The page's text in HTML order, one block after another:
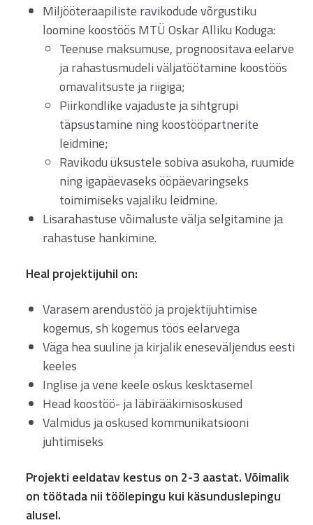
Miljööteraapiliste ravikodude võrgustiku
loomine koostöös MTÜ Oskar Alliku Koduga:
Teenuse maksumuse, prognoositava eelarve
ja rahastusmudeli väljatöötamine koostöös
omavalitsuste ja riigiga;
Piirkondlike vajaduste ja sihtgrupi
täpsustamine ning koostööpartnerite
leidmine;
Ravikodu üksustele sobiva asukoha, ruumide
ning igapäevaseks ööpäevaringseks
toimimiseks vajaliku leidmine.
Lisarahastuse võimaluste välja selgitamine ja
rahastuse hankimine.
Heal projektijuhil on:
Varasem arendustöö ja projektijuhtimise
kogemus, sh kogemus töös eelarvega
Väga hea suuline ja kirjalik eneseväljendus eesti
keeles
Inglise ja vene keele oskus kesktasemel
Head koostöö- ja läbirääkimisoskused
Valmidus ja oskused kommunikatsiooni
juhtimiseks
Projekti eeldatav kestus on 2-3 aastat. Võimalik
on töötada nii töölepingu kui käsunduslepingu
alusel.